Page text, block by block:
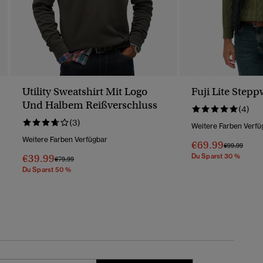
Utility Sweatshirt Mit Logo
Und Halbem Reißverschluss
(3)
Weitere Farben Verfügbar
€39.99Preis Wurde Reduziert Von
€79.99Bis
Du Sparst 50 %
Fuji Lite
(4)
Weitere Farben
€69.99Preis Wurde
€99.99Bis
Du Sparst 30 %